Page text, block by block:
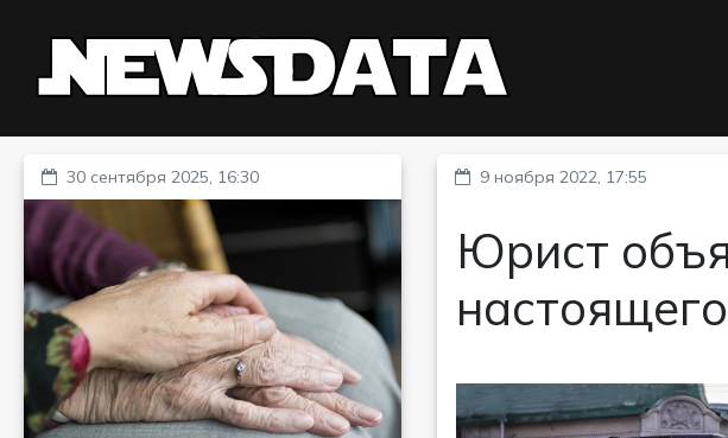
30 сентября 2025, 16:30 9 ноября 2022, 17:55
Юрист